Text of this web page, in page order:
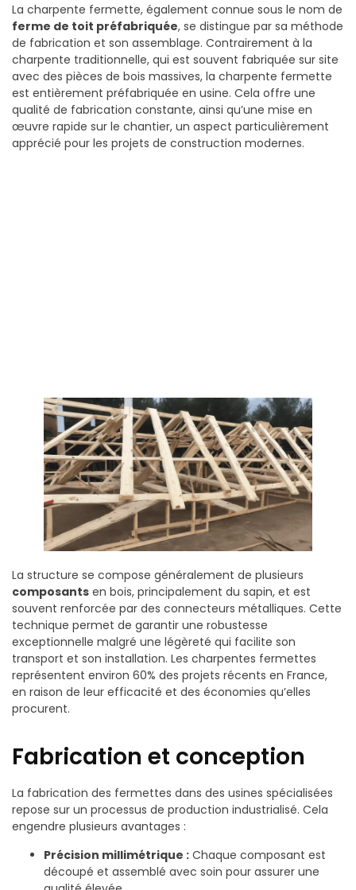
La charpente fermette, également connue sous le nom de
ferme de toit préfabriquée, se distingue par sa méthode
de fabrication et son assemblage. Contrairement à la
charpente traditionnelle, qui est souvent fabriquée sur site
avec des pièces de bois massives, la charpente fermette
est entièrement préfabriquée en usine. Cela offre une
qualité de fabrication constante, ainsi qu’une mise en
œuvre rapide sur le chantier, un aspect particulièrement
apprécié pour les projets de construction modernes.
La structure se compose généralement de plusieurs
composants en bois, principalement du sapin, et est
souvent renforcée par des connecteurs métalliques. Cette
technique permet de garantir une robustesse
exceptionnelle malgré une légèreté qui facilite son
transport et son installation. Les charpentes fermettes
représentent environ 60% des projets récents en France,
en raison de leur efficacité et des économies qu’elles
procurent.
Fabrication et conception
La fabrication des fermettes dans des usines spécialisées
repose sur un processus de production industrialisé. Cela
engendre plusieurs avantages :
Précision millimétrique : Chaque composant est
découpé et assemblé avec soin pour assurer une